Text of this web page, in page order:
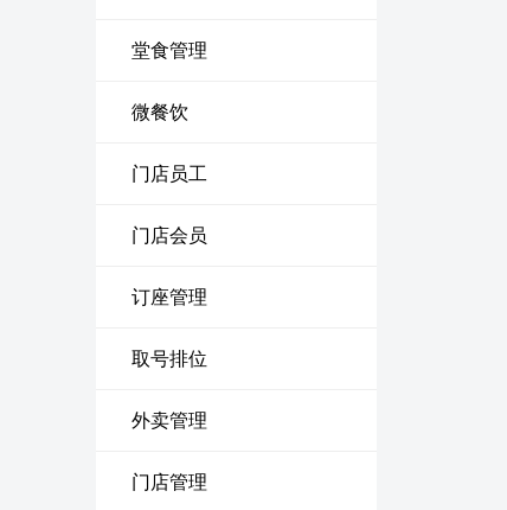
堂食管理
微餐饮
门店员工
门店会员
订座管理
取号排位
外卖管理
门店管理